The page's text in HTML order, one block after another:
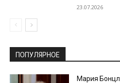
23.07.2026
ПОПУЛЯРНОЕ
Мария